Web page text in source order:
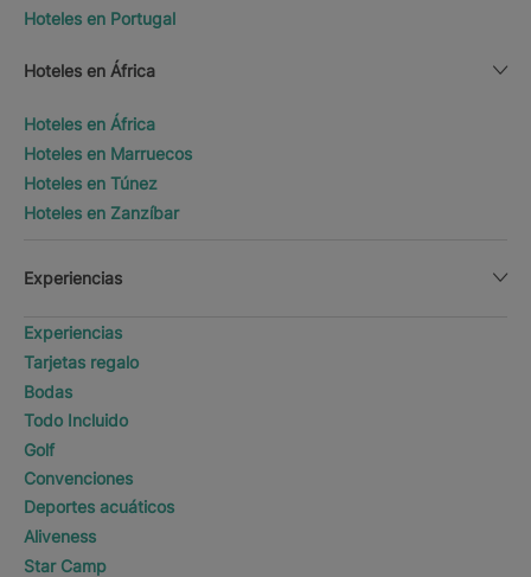
Hoteles en Portugal
Hoteles en África
Hoteles en África
Hoteles en Marruecos
Hoteles en Túnez
Hoteles en Zanzíbar
Experiencias
Experiencias
Tarjetas regalo
Bodas
Todo Incluido
Golf
Convenciones
Deportes acuáticos
Aliveness
Star Camp